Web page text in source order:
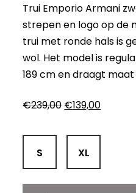
Trui Emporio Armani
strepen en logo op de
trui met ronde hals is
wol. Het model is
189 cm en draagt maat
€239,00 Oorspronkelijke
was:
€239,00.
€139,00Huidige
is:
S XL